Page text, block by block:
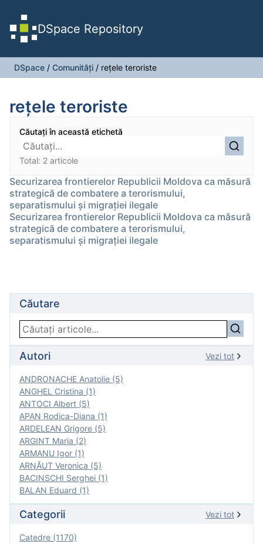
DSpace Repository
DSpace / Comunități / reţele teroriste
reţele teroriste
Căutați în această etichetă
Total: 2 articole
Securizarea frontierelor Republicii Moldova ca măsură
strategică de combatere a terorismului,
separatismului şi migraţiei ilegale
Securizarea frontierelor Republicii Moldova ca măsură
strategică de combatere a terorismului,
separatismului şi migraţiei ilegale
Căutare
Autori Vezi tot
ANDRONACHE Anatolie (5)
ANGHEL Cristina (1)
ANTOCI Albert (5)
APAN Rodica-Diana (1)
ARDELEAN Grigore (5)
ARGINT Maria (2)
ARMANU Igor (1)
ARNĂUT Veronica (5)
BACINSCHI Serghei (1)
BALAN Eduard (1)
Categorii Vezi tot
Catedre (1170)